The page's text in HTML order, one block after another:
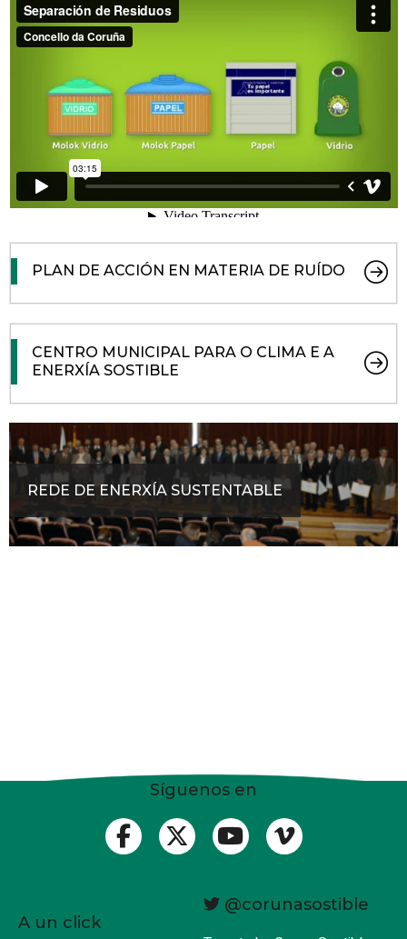
PLAN DE ACCIÓN EN MATERIA DE RUÍDO
CENTRO MUNICIPAL PARA O CLIMA E A
ENERXÍA SOSTIBLE
REDE DE ENERXÍA SUSTENTABLE
Síguenos en
A un click
@corunasostible